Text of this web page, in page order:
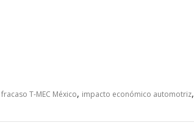
fracaso T-MEC México, impacto económico automotriz,